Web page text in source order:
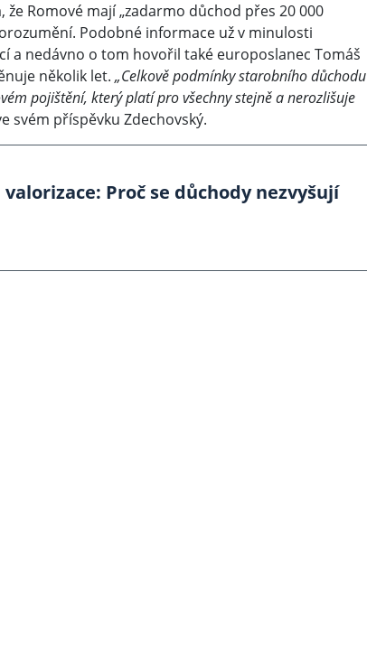
Romové mají „zadarmo důchod přes 20 000
Podobné informace už v minulosti
a nedávno o tom hovořil také europoslanec Tomáš
několik let. „Celkově podmínky starobního důchodu
pojištění, který platí pro všechny stejně a nerozlišuje
svém příspěvku Zdechovský.
Proč se důchody nezvyšují